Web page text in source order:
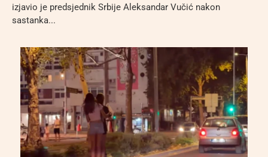
izjavio je predsjednik Srbije Aleksandar Vučić nakon
sastanka...